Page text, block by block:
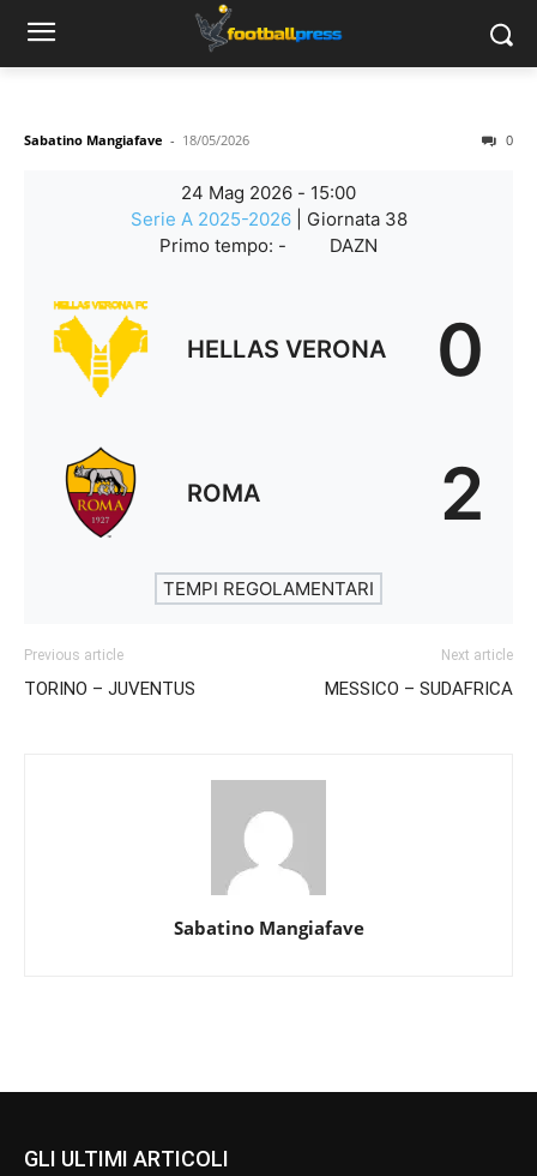
Sabatino Mangiafave - 18/05/2026 0
24 Mag 2026 - 15:00
Serie A 2025-2026
| Giornata 38
Primo tempo: -
DAZN
HELLAS VERONA 0
ROMA 2
TEMPI REGOLAMENTARI
Previous article
TORINO – JUVENTUS
Next article
MESSICO – SUDAFRICA
Sabatino Mangiafave
GLI ULTIMI ARTICOLI